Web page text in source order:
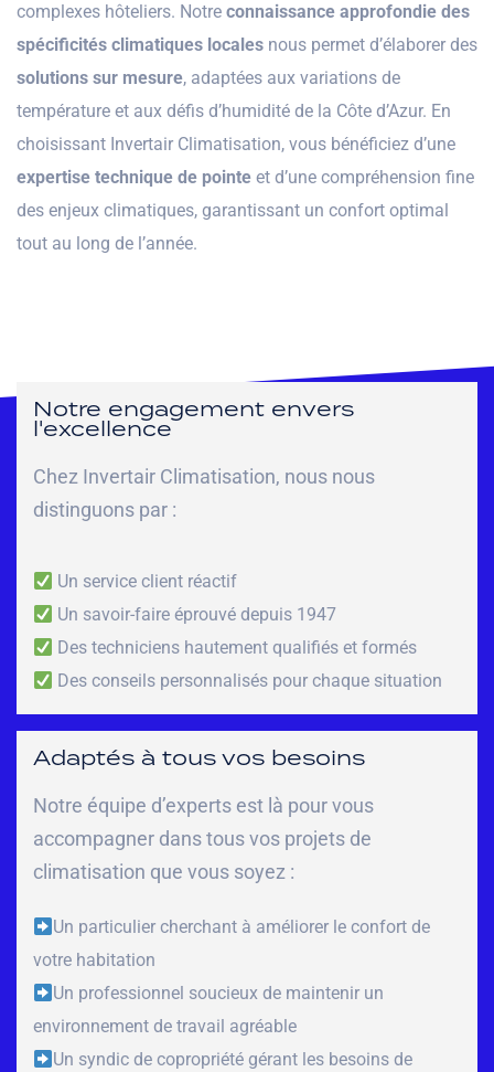
complexes hôteliers. Notre connaissance approfondie des
spécificités climatiques locales nous permet d’élaborer des
solutions sur mesure, adaptées aux variations de
température et aux défis d’humidité de la Côte d’Azur. En
choisissant Invertair Climatisation, vous bénéficiez d’une
expertise technique de pointe et d’une compréhension fine
des enjeux climatiques, garantissant un confort optimal
tout au long de l’année.
Notre engagement envers
l'excellence
Chez Invertair Climatisation, nous nous
distinguons par :
Un service client réactif
Un savoir-faire éprouvé depuis 1947
Des techniciens hautement qualifiés et formés
Des conseils personnalisés pour chaque situation
Adaptés à tous vos besoins
Notre équipe d’experts est là pour vous
accompagner dans tous vos projets de
climatisation que vous soyez :
Un particulier cherchant à améliorer le confort de
votre habitation
Un professionnel soucieux de maintenir un
environnement de travail agréable
Un syndic de copropriété gérant les besoins de